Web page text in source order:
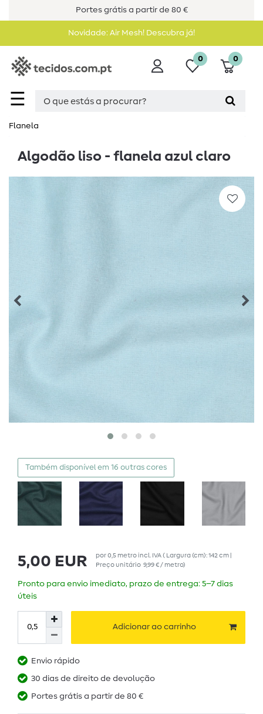
Portes grátis a partir de 80 €
Novidade: Air Mesh! Descubra já!
☰
0 0
Flanela
Algodão liso - flanela azul claro
Também disponível em 16 outras cores
5,00 EUR por0,5 metroincl. IVA( Largura (cm): 142 cm |
Preço unitário 9,99 € / metro)
Pronto para envio imediato, prazo de entrega: 5–7 dias
úteis
Adicionar ao carrinho
Envio rápido
30 dias de direito de devolução
Portes grátis a partir de 80 €